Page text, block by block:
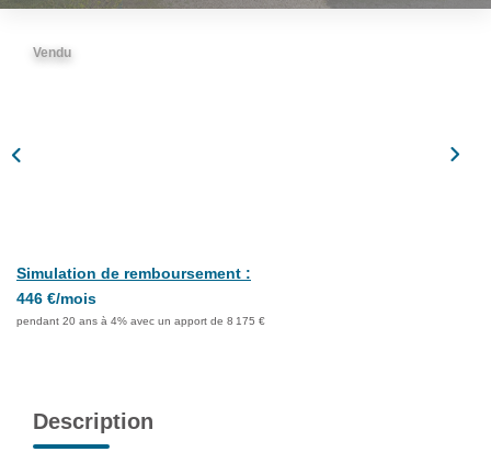
Vendu
Simulation de remboursement :
446 €/mois
pendant 20 ans à 4% avec un apport de 8 175 €
Description